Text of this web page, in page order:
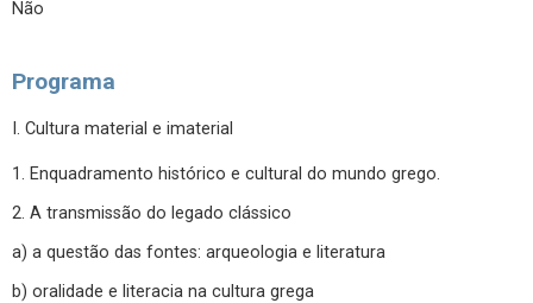
Não
Programa
I. Cultura material e imaterial
1. Enquadramento histórico e cultural do mundo grego.
2. A transmissão do legado clássico
a) a questão das fontes: arqueologia e literatura
b) oralidade e literacia na cultura grega